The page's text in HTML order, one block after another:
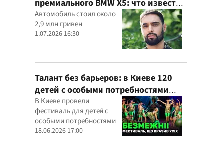
премиального BMW X5: что известно
о покупке
Автомобиль стоил около
2,9 млн гривен
1.07.2026 16:30
Талант без барьеров: в Киеве 120
детей с особыми потребностями
выступили на всеукраинском
фестивале
В Киеве провели
фестиваль для детей с
особыми потребностями
18.06.2026 17:00